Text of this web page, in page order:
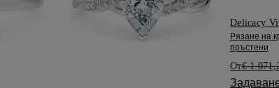
Delicacy
Рязане на
пръстени
От€